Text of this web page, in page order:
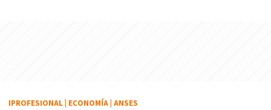
IPROFESIONAL ECONOMÍA ANSES